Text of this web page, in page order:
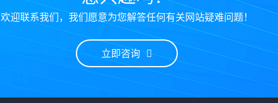
欢迎联系我们，我们愿意为您解答任何有关网站疑难问题！
立即咨询